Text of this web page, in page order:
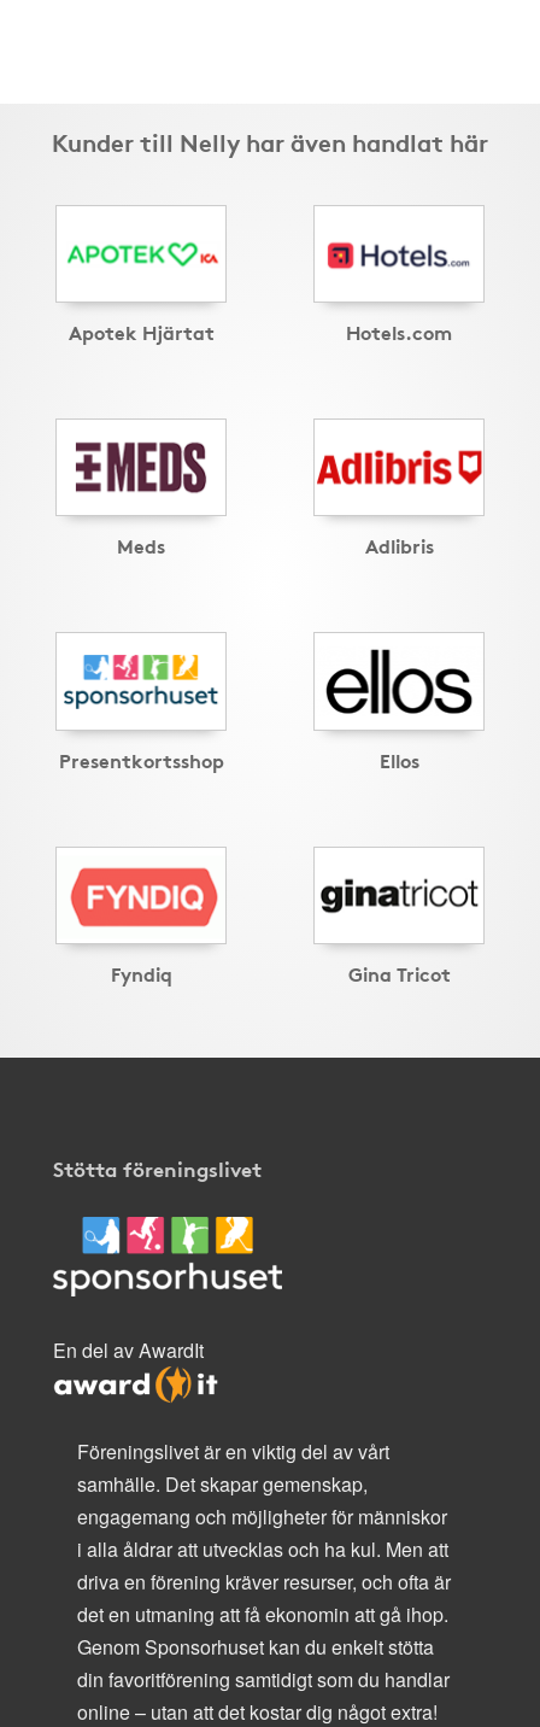
Kunder till Nelly har även handlat här
Apotek Hjärtat Hotels.com
Meds Adlibris
Presentkortsshop Ellos
Fyndiq Gina Tricot
Stötta föreningslivet
En del av AwardIt
Föreningslivet är en viktig del av vårt
samhälle. Det skapar gemenskap,
engagemang och möjligheter för människor
i alla åldrar att utvecklas och ha kul. Men att
driva en förening kräver resurser, och ofta är
det en utmaning att få ekonomin att gå ihop.
Genom Sponsorhuset kan du enkelt stötta
din favoritförening samtidigt som du handlar
online – utan att det kostar dig något extra!